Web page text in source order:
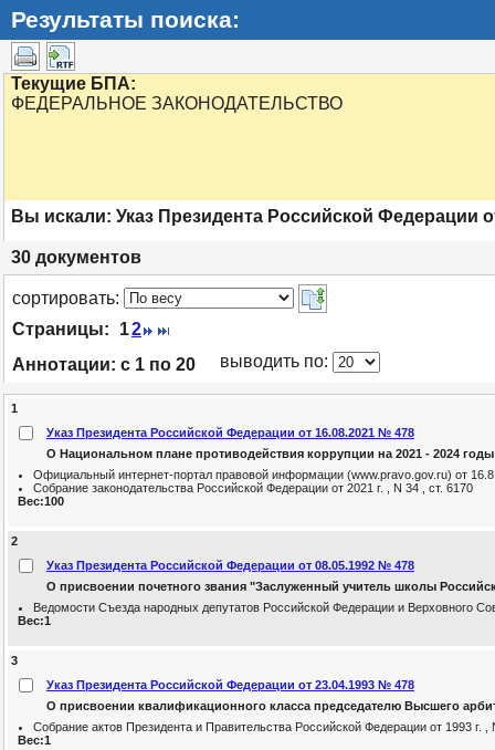
Результаты поиска:
Текущие БПА:
ФЕДЕРАЛЬНОЕ ЗАКОНОДАТЕЛЬСТВО
Вы искали: Указ Президента Российской Федерации
30 документов
cортировать:
Страницы:
12
Аннотации: с 1 по 20 выводить по: